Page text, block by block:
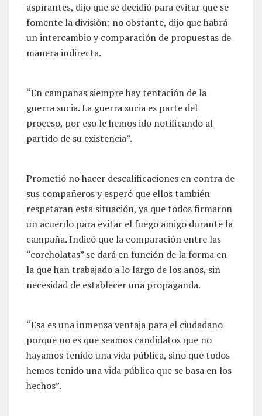
aspirantes, dijo que se decidió para evitar que se
fomente la división; no obstante, dijo que habrá
un intercambio y comparación de propuestas de
manera indirecta.
“En campañas siempre hay tentación de la
guerra sucia. La guerra sucia es parte del
proceso, por eso le hemos ido notificando al
partido de su existencia”.
Prometió no hacer descalificaciones en contra de
sus compañeros y esperó que ellos también
respetaran esta situación, ya que todos firmaron
un acuerdo para evitar el fuego amigo durante la
campaña. Indicó que la comparación entre las
“corcholatas” se dará en función de la forma en
la que han trabajado a lo largo de los años, sin
necesidad de establecer una propaganda.
“Esa es una inmensa ventaja para el ciudadano
porque no es que seamos candidatos que no
hayamos tenido una vida pública, sino que todos
hemos tenido una vida pública que se basa en los
hechos”.